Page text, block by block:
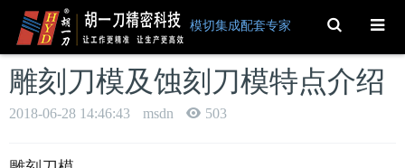
模切集成配套专家 Toggle
Search
雕刻刀模及蚀刻刀模特点介绍
2018-06-28 14:46:43 msdn 503